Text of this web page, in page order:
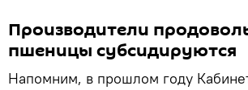
Производители
пшеницы субсидируются
Напомним, в прошлом году